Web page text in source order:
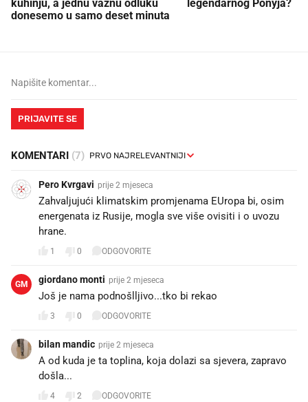
kuhinju, a jednu važnu odluku
donesemo u samo deset minuta
legendarnog Ponyja?
PRIJAVITE SE
KOMENTARI (7)
Pero Kvrgavi prije 2 mjeseca
Zahvaljujući klimatskim promjenama EUropa bi, osim
energenata iz Rusije, mogla sve više ovisiti i o uvozu
hrane.
1 0 ODGOVORITE
GM giordano monti prije 2 mjeseca
Još je nama podnošlljivo...tko bi rekao
3 0 ODGOVORITE
bilan mandic prije 2 mjeseca
A od kuda je ta toplina, koja dolazi sa sjevera, zapravo
došla...
4 2 ODGOVORITE